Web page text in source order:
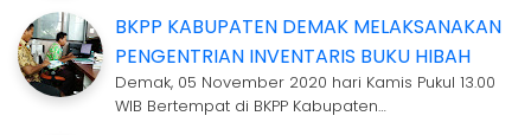
BKPP KABUPATEN DEMAK MELAKSANAKAN
PENGENTRIAN INVENTARIS BUKU HIBAH
Demak, 05 November 2020 hari Kamis Pukul 13.00
WIB Bertempat di BKPP Kabupaten…